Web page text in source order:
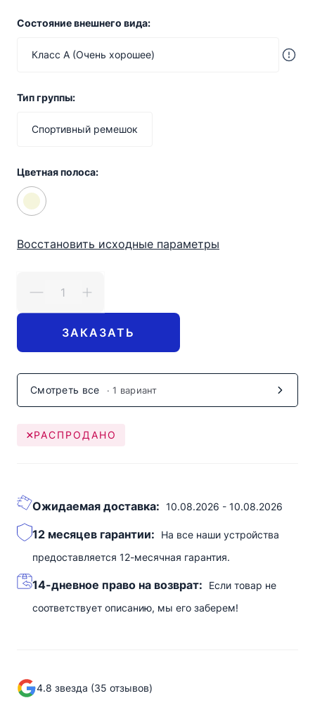
Состояние внешнего вида:
Класс A (Очень хорошее)
Тип группы:
Спортивный ремешок
Цветная полоса:
Восстановить исходные параметры
ЗАКАЗАТЬ
Смотреть все · 1 вариант
РАСПРОДАНО
Ожидаемая доставка: 10.08.2026 - 10.08.2026
12 месяцев гарантии:
На все наши устройства
предоставляется 12-месячная гарантия.
14-дневное право на возврат:
Если товар не
соответствует описанию, мы его заберем!
4.8 звезда (35 отзывов)